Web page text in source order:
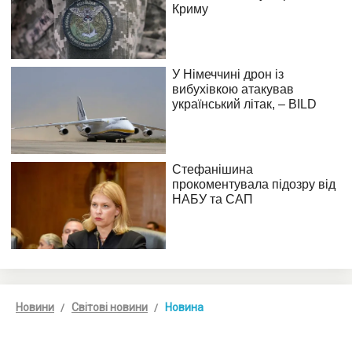
Новини Світові новини Новина